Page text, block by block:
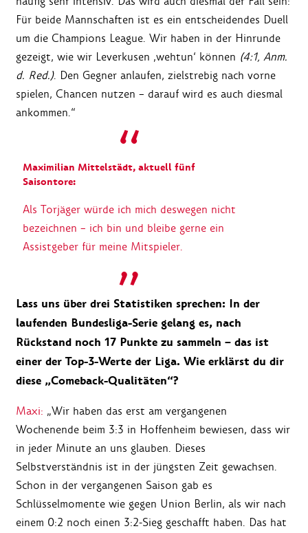
Für beide Mannschaften ist es ein entscheidendes Duell
um die Champions League. Wir haben in der Hinrunde
gezeigt, wie wir Leverkusen ‚wehtun‘ können (4:1, Anm.
d. Red.). Den Gegner anlaufen, zielstrebig nach vorne
spielen, Chancen nutzen – darauf wird es auch diesmal
ankommen.“
Maximilian Mittelstädt, aktuell fünf
Saisontore:
Als Torjäger würde ich mich deswegen nicht
bezeichnen – ich bin und bleibe gerne ein
Assistgeber für meine Mitspieler.
Lass uns über drei Statistiken sprechen: In der
laufenden Bundesliga-Serie gelang es, nach
Rückstand noch 17 Punkte zu sammeln – das ist
einer der Top-3-Werte der Liga. Wie erklärst du dir
diese „Comeback-Qualitäten“?
Maxi: „Wir haben das erst am vergangenen
Wochenende beim 3:3 in Hoffenheim bewiesen, dass wir
in jeder Minute an uns glauben. Dieses
Selbstverständnis ist in der jüngsten Zeit gewachsen.
Schon in der vergangenen Saison gab es
Schlüsselmomente wie gegen Union Berlin, als wir nach
einem 0:2 noch einen 3:2-Sieg geschafft haben. Das hat